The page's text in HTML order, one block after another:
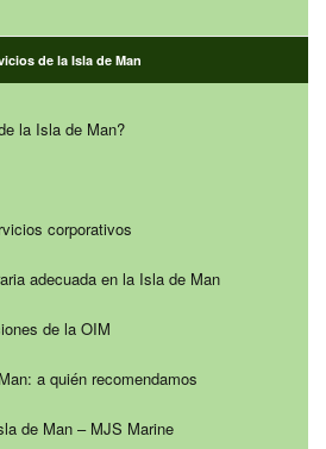
de la Isla de Man
la Isla de Man?
corporativos
adecuada en la Isla de Man
de la OIM
a quién recomendamos
de Man – MJS Marine